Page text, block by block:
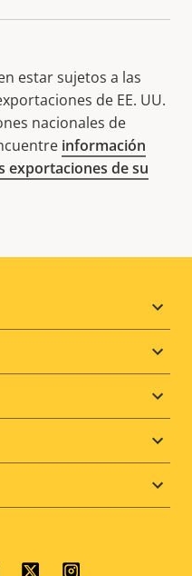
estar sujetos a las
de EE. UU.
nacionales de
información
exportaciones de su